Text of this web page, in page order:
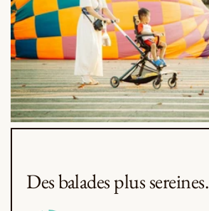
Des balades plus sereines.